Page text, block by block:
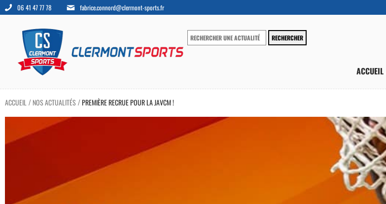
06 41 47 77 78 fabrice.connord@clermont-sports.fr
ACCUEIL
ACCUEIL / NOS ACTUALITÉS/PREMIÈRE RECRUE POUR LA JAVCM !